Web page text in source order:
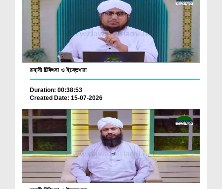
রূহানী চিকিৎসা ও ইস্তেখারা
Duration: 00:38:53
Created Date: 15-07-2026